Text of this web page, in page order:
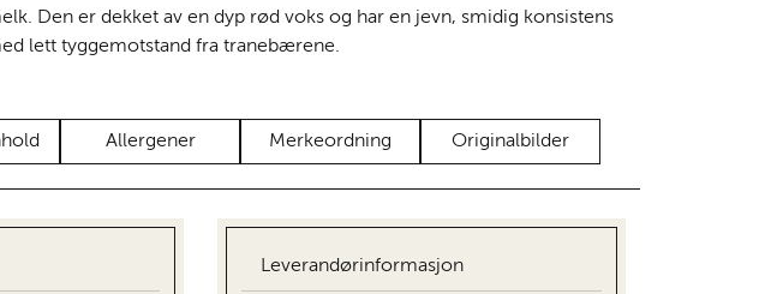
Den er dekket av en dyp rød voks og har en jevn, smidig konsistens
lett tyggemotstand fra tranebærene.
Allergener Merkeordning Originalbilder
Leverandørinformasjon